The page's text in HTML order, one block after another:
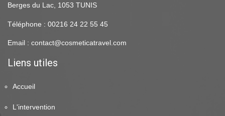
Berges du Lac, 1053 TUNIS
Téléphone : 00216 24 22 55 45
Email : contact@cosmeticatravel.com
Liens utiles
Accueil
L'intervention